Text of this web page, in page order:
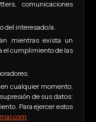
comunicaciones
del interesado/a.
mientras exista un
el cumplimiento de las
cualquier momento;
de sus datos;
Para ejercer estos